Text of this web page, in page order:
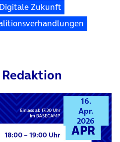
Digitale Zukunft
16.
Apr.
2026